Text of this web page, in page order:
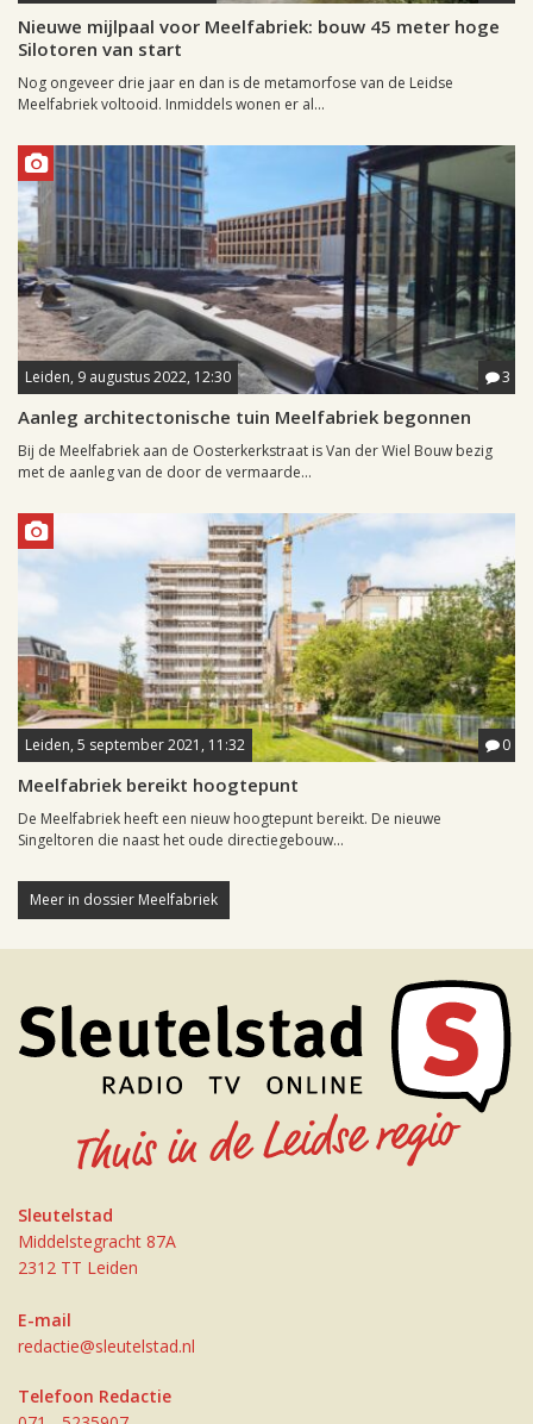
Nieuwe mijlpaal voor Meelfabriek: bouw 45 meter hoge
Silotoren van start
Nog ongeveer drie jaar en dan is de metamorfose van de Leidse
Meelfabriek voltooid. Inmiddels wonen er al...
Leiden, 9 augustus 2022, 12:30 3
Aanleg architectonische tuin Meelfabriek begonnen
Bij de Meelfabriek aan de Oosterkerkstraat is Van der Wiel Bouw bezig
met de aanleg van de door de vermaarde...
Leiden, 5 september 2021, 11:32 0
Meelfabriek bereikt hoogtepunt
De Meelfabriek heeft een nieuw hoogtepunt bereikt. De nieuwe
Singeltoren die naast het oude directiegebouw...
Meer in dossier Meelfabriek
Sleutelstad
Middelstegracht 87A
2312 TT Leiden
E-mail
redactie@sleutelstad.nl
Telefoon Redactie